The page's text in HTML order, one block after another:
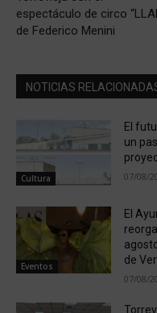
espectáculo de circo
de Federico Menini
NOTICIAS
Cultura
El
un
07/08/
Eventos
El
de
07/08/